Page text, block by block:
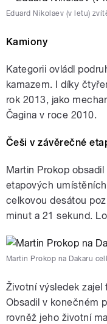
Eduard Nikolaev (v letu)
Kamiony
Kategorii ovládl
kamazem. I díky
rok 2013, jako
Čagina v roce 2010.
Češi v závěrečné
Martin Prokop
etapových
celkovou desátou
minut a 21 sekund.
Martin Prokop na Dakaru
Životní výsledek zajel
Obsadil v konečném
rovněž jeho životní